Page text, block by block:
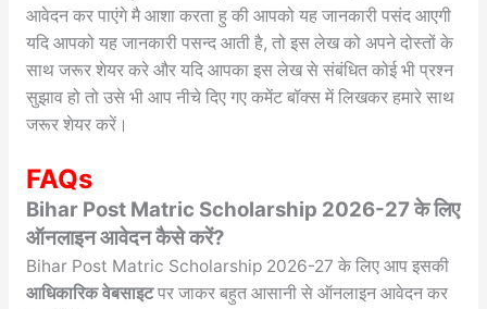
आवेदन कर पाएंगे मै आशा करता हु की आपको यह जानकारी पसंद आएगी
यदि आपको यह जानकारी पसन्द आती है, तो इस लेख को अपने दोस्तों के
साथ जरूर शेयर करे और यदि आपका इस लेख से संबंधित कोई भी प्रश्न
सुझाव हो तो उसे भी आप नीचे दिए गए कमेंट बॉक्स में लिखकर हमारे साथ
जरूर शेयर करें।
FAQs
Bihar Post Matric Scholarship 2026-27 के लिए
ऑनलाइन आवेदन कैसे करें?
Bihar Post Matric Scholarship 2026-27 के लिए आप इसकी
आधिकारिक वेबसाइटपर जाकर बहुत आसानी से ऑनलाइन आवेदन कर